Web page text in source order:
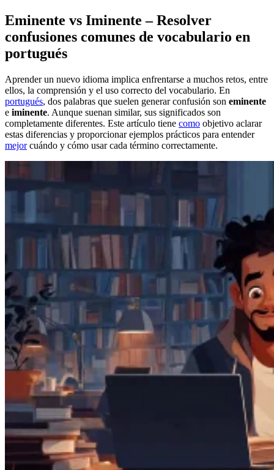
Eminente vs Iminente – Resolver
confusiones comunes de vocabulario en
portugués
Aprender un nuevo idioma implica enfrentarse a muchos retos, entre
ellos, la comprensión y el uso correcto del vocabulario. En
portugués, dos palabras que suelen generar confusión son eminente
e iminente. Aunque suenan similar, sus significados son
completamente diferentes. Este artículo tiene como objetivo aclarar
estas diferencias y proporcionar ejemplos prácticos para entender
mejorcuándo y cómo usar cada término correctamente.